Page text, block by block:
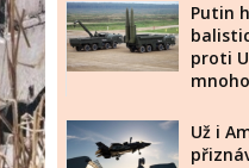
Putin
proti
mnoho
Už i